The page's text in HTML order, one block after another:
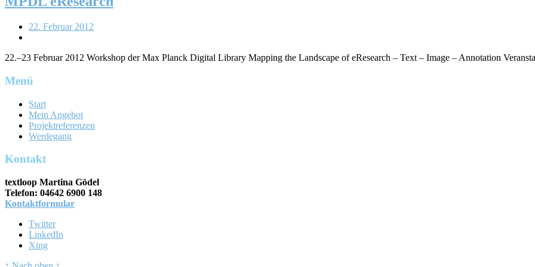
22. Februar 2012
22.–23 Februar 2012 Workshop der Max Planck Digital Library Mapping the Landscape of eResearch – Text – Image – Annotation
Menü
Start
Mein Angebot
Projektreferenzen
Werdegang
Kontakt
textloop Martina Gödel
Telefon: 04642 6900 148
Kontaktformular
Twitter
LinkedIn
Xing